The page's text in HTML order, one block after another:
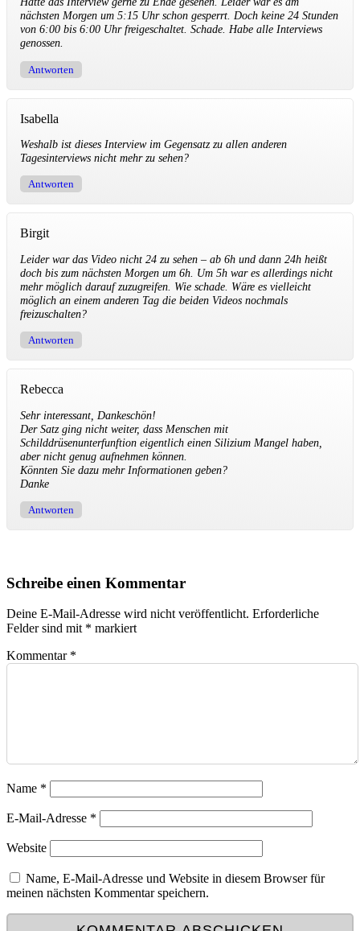
nächsten Morgen um 5:15 Uhr schon gesperrt. Doch keine 24 Stunden
von 6:00 bis 6:00 Uhr freigeschaltet. Schade. Habe alle Interviews
genossen.
Antworten
Isabella
Weshalb ist dieses Interview im Gegensatz zu allen anderen
Tagesinterviews nicht mehr zu sehen?
Antworten
Birgit
Leider war das Video nicht 24 zu sehen – ab 6h und dann 24h heißt
doch bis zum nächsten Morgen um 6h. Um 5h war es allerdings nicht
mehr möglich darauf zuzugreifen. Wie schade. Wäre es vielleicht
möglich an einem anderen Tag die beiden Videos nochmals
freizuschalten?
Antworten
Rebecca
Sehr interessant, Dankeschön!
Der Satz ging nicht weiter, dass Menschen mit
Schilddrüsenunterfunftion eigentlich einen Silizium Mangel haben,
aber nicht genug aufnehmen können.
Könnten Sie dazu mehr Informationen geben?
Danke
Antworten
Schreibe einen Kommentar
Deine E-Mail-Adresse wird nicht veröffentlicht. Erforderliche
Felder sind mit * markiert
Kommentar *
Name *
E-Mail-Adresse *
Website
Name, E-Mail-Adresse und Website in diesem Browser für
meinen nächsten Kommentar speichern.